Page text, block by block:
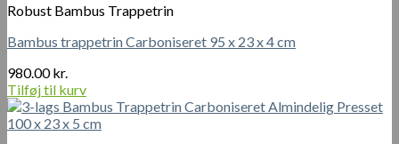
Robust Bambus Trappetrin
Bambus trappetrin Carboniseret 95 x 23 x 4 cm
980.00kr.
Tilføj til kurv